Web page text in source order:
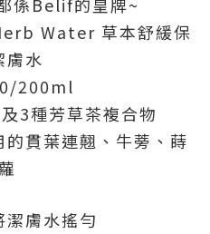
Water 草本舒緩保
膚水
200ml
3種芳草茶複合物
貫葉連翹、牛蒡、蒔
蘿
膚水搖勻